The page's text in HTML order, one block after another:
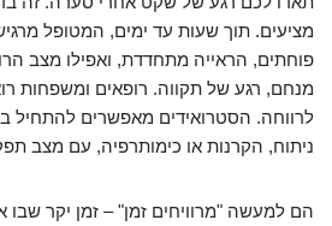
מציעים. תוך שעות עד ימים, המטופל
פוחתים, הראייה מתחדדת, ואפילו מצב
מנחם, רגע של תקווה. רופאים ומשפחות
לרווחה. הסטרואידים מאפשרים להתחיל
ניתוח, הקרנות או כימותרפיה, עם מצב
הם למעשה "מרוויחים זמן" – זמן יקר